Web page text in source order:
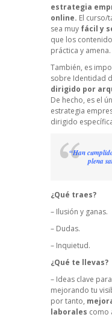
estrategia
online. El curso/
sea muy fácil y
que los
práctica y amena.
También, es
sobre Identidad
dirigido por
De hecho, es el
estrategia
dirigido
“Han
plena
¿Qué traes?
– Ilusión y ganas.
– Dudas.
– Inquietud.
¿Qué te llevas?
– Ideas clave
mejorando tu
por tanto,
laborales como